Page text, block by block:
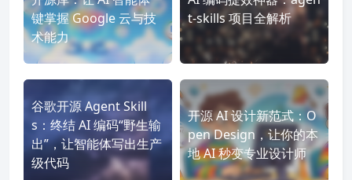
键掌握 Google 云与技
术能力
t‑skills 项目全解析
谷歌开源 Agent Skill
s：终结 AI 编码“野生输
出”，让智能体写出生产
级代码
开源 AI 设计新范式：O
pen Design，让你的本
地 AI 秒变专业设计师